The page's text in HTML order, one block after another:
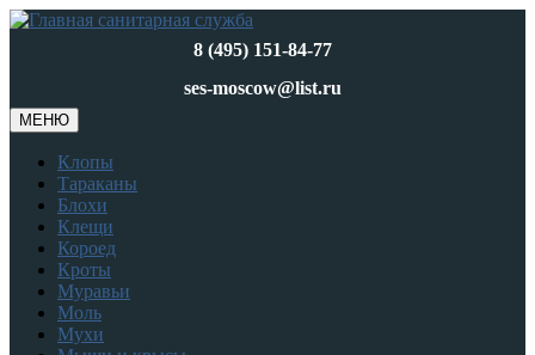
8 (495) 151-84-77
ses-moscow@list.ru
МЕНЮ
Клопы
Тараканы
Блохи
Клещи
Короед
Кроты
Муравьи
Моль
Мухи